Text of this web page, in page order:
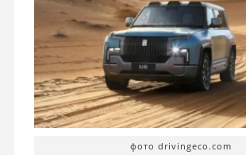
фото drivingeco.com